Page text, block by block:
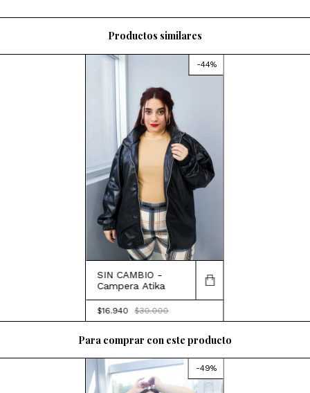
Productos similares
-44%
SIN CAMBIO -
Campera Atika
$16.940 $30.000
Para comprar con este producto
-49%